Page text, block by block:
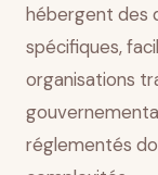
hébergent des
spécifiques,
organisations
réglementés